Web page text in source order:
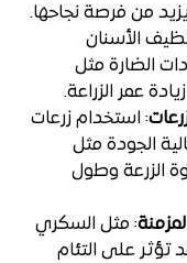
يزيد من فرصة نجاحها.
الأسنان
الضارة مثل
عمر الزراعة.
: استخدام زرعات
الجودة مثل
الزرعة وطول
: مثل السكري
تؤثر على التئام